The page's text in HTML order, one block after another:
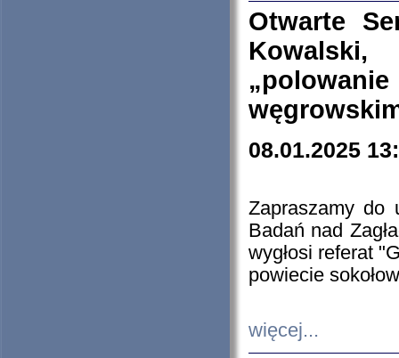
Otwarte
08.01.2025
Zapraszamy do
Badań nad
wygłosi referat
powiecie
więcej...